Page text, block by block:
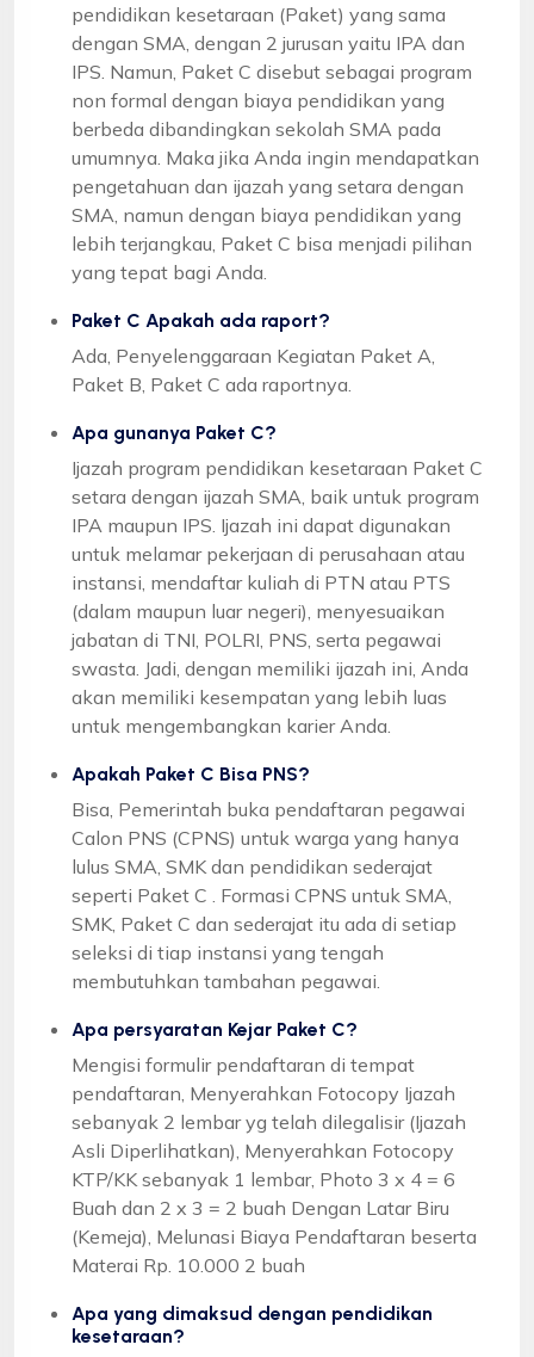
pendidikan kesetaraan (Paket) yang sama
dengan SMA, dengan 2 jurusan yaitu IPA dan
IPS. Namun, Paket C disebut sebagai program
non formal dengan biaya pendidikan yang
berbeda dibandingkan sekolah SMA pada
umumnya. Maka jika Anda ingin mendapatkan
pengetahuan dan ijazah yang setara dengan
SMA, namun dengan biaya pendidikan yang
lebih terjangkau, Paket C bisa menjadi pilihan
yang tepat bagi Anda.
Paket C Apakah ada raport?
Ada, Penyelenggaraan Kegiatan Paket A,
Paket B, Paket C ada raportnya.
Apa gunanya Paket C?
Ijazah program pendidikan kesetaraan Paket C
setara dengan ijazah SMA, baik untuk program
IPA maupun IPS. Ijazah ini dapat digunakan
untuk melamar pekerjaan di perusahaan atau
instansi, mendaftar kuliah di PTN atau PTS
(dalam maupun luar negeri), menyesuaikan
jabatan di TNI, POLRI, PNS, serta pegawai
swasta. Jadi, dengan memiliki ijazah ini, Anda
akan memiliki kesempatan yang lebih luas
untuk mengembangkan karier Anda.
Apakah Paket C Bisa PNS?
Bisa, Pemerintah buka pendaftaran pegawai
Calon PNS (CPNS) untuk warga yang hanya
lulus SMA, SMK dan pendidikan sederajat
seperti Paket C . Formasi CPNS untuk SMA,
SMK, Paket C dan sederajat itu ada di setiap
seleksi di tiap instansi yang tengah
membutuhkan tambahan pegawai.
Apa persyaratan Kejar Paket C?
Mengisi formulir pendaftaran di tempat
pendaftaran, Menyerahkan Fotocopy Ijazah
sebanyak 2 lembar yg telah dilegalisir (Ijazah
Asli Diperlihatkan), Menyerahkan Fotocopy
KTP/KK sebanyak 1 lembar, Photo 3 x 4 = 6
Buah dan 2 x 3 = 2 buah Dengan Latar Biru
(Kemeja), Melunasi Biaya Pendaftaran beserta
Materai Rp. 10.000 2 buah
Apa yang dimaksud dengan pendidikan
kesetaraan?